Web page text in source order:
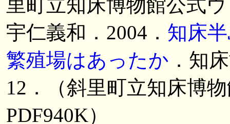
里町立知床博物館公式
宇仁義和．2004． 知床
繁殖場はあったか ．知
12．（斜里町立知床博
PDF940K）